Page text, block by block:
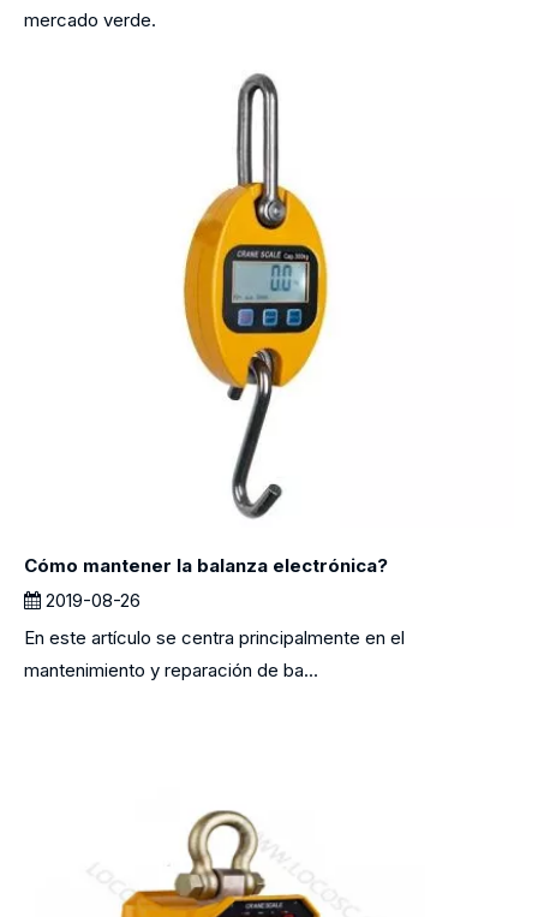
mercado verde.
Cómo mantener la balanza electrónica?
2019-08-26
En este artículo se centra principalmente en el
mantenimiento y reparación de ba...